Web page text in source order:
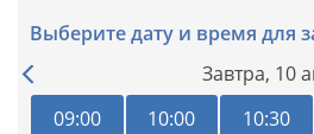
Выберите дату и время для
Завтра, 10
09:00
10:00 10:30